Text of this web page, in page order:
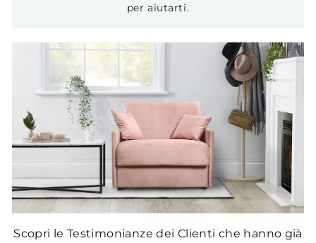
per aiutarti.
Scopri le Testimonianze dei Clienti che hanno già